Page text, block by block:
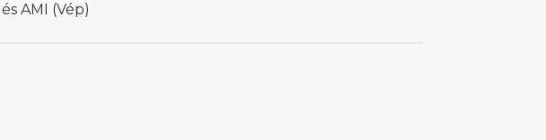
AMI (Vép)